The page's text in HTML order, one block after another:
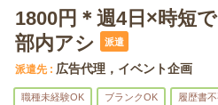
1800円＊週4日×時短
部内アシ
派遣
派遣先 広告代理，イベント企画
職種未経験OK ブランクOK 履歴書